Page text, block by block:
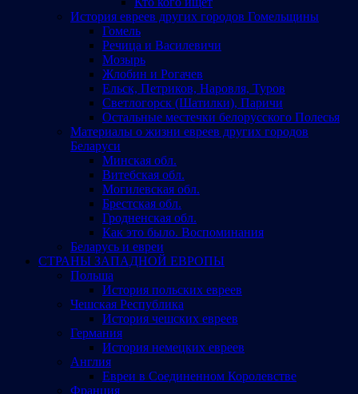
История евреев других городов Гомельщины
Гомель
Речица и Василевичи
Мозырь
Жлобин и Рогачев
Ельск, Петриков, Наровля, Туров
Светлогорск (Шатилки), Паричи
Остальные местечки белорусского Полесья
Материалы о жизни евреев других городов
Беларуси
Минская обл.
Витебская обл.
Могилевская обл.
Брестская обл.
Гродненская обл.
Как это было. Воспоминания
Беларусь и евреи
СТРАНЫ ЗАПАДНОЙ ЕВРОПЫ
Польша
История польских евреев
Чешская Республика
История чешских евреев
Германия
История немецких евреев
Англия
Евреи в Соединенном Королевстве
Франция